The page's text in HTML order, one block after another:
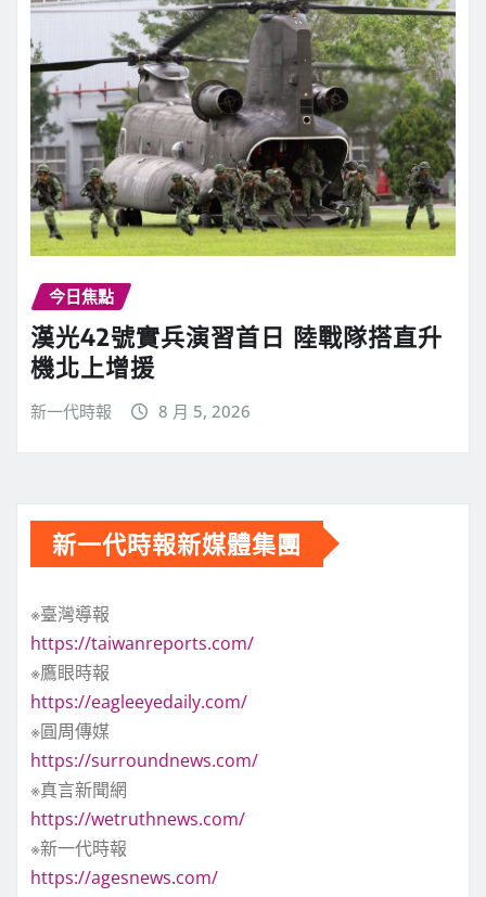
今日焦點
漢光42號實兵演習首日 陸戰隊搭直升
機北上增援
新一代時報 8 月 5, 2026
新一代時報新媒體集團
※臺灣導報
https://taiwanreports.com/
※鷹眼時報
https://eagleeyedaily.com/
※圓周傳媒
https://surroundnews.com/
※真言新聞網
https://wetruthnews.com/
※新一代時報
https://agesnews.com/